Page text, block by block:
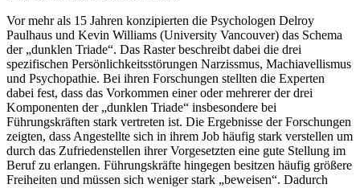
Vor mehr als 15 Jahren konzipierten die Psychologen Delroy
Paulhaus und Kevin Williams (University Vancouver) das Schema
der „dunklen Triade“. Das Raster beschreibt dabei die drei
spezifischen Persönlichkeitsstörungen Narzissmus, Machiavellismus
und Psychopathie. Bei ihren Forschungen stellten die Experten
dabei fest, dass das Vorkommen einer oder mehrerer der drei
Komponenten der „dunklen Triade“ insbesondere bei
Führungskräften stark vertreten ist. Die Ergebnisse der Forschungen
zeigten, dass Angestellte sich in ihrem Job häufig stark verstellen um
durch das Zufriedenstellen ihrer Vorgesetzten eine gute Stellung im
Beruf zu erlangen. Führungskräfte hingegen besitzen häufig größere
Freiheiten und müssen sich weniger stark „beweisen“. Dadurch